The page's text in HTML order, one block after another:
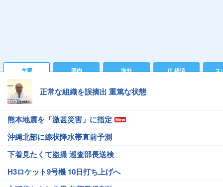
主要 国内 海外 IT 経済 ス
正常な組織を誤摘出 重篤な状態
熊本地震を「激甚災害」に指定
沖縄北部に線状降水帯直前予測
下着見たくて盗撮 巡査部長送検
H3ロケット9号機 10日打ち上げへ